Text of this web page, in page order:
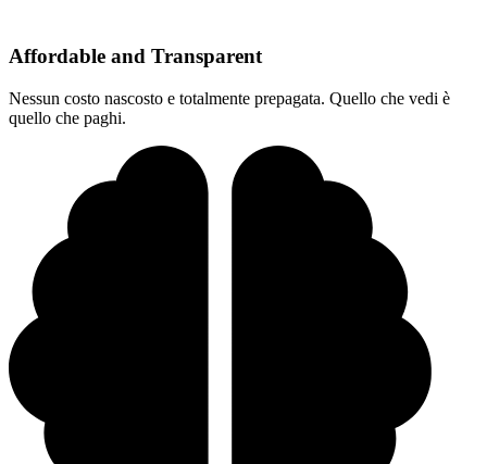
Affordable and Transparent
Nessun costo nascosto e totalmente prepagata. Quello che vedi è
quello che paghi.